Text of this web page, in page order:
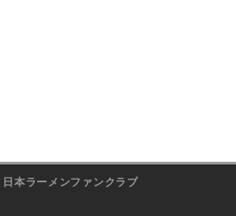
日本ラーメンファンクラブ